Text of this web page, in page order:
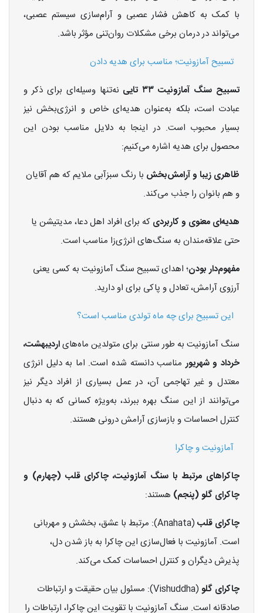
با کمک به کاهش فشار عصبی و آرام‌سازی سیستم عصبی،
می‌تواند در درمان برخی مشکلات روان‌تنی مؤثر باشد.
تسبیح آمازونیت؛ مناسب برای هدیه دادن
تسبیح سنگ آمازونیت ۳۳ تایی
نه‌تنها وسیله‌ای برای ذکر و
عبادت است، بلکه به‌عنوان هدیه‌ای خاص و انرژی‌بخش نیز
بسیار محبوب است. در اینجا به دلایل مناسب بودن این
محصول برای هدیه اشاره می‌کنیم:
ظاهری زیبا و آرامش‌بخش با رنگ سبزآبی ملایم که هم آقایان
و هم بانوان را جذب می‌کند.
هدیه‌ای معنوی و کاربردی که برای افراد اهل دعا، مدیتیشن یا
حتی علاقه‌مندان به سنگ‌های انرژی‌زا مناسب است.
مفهوم‌دار بودن؛ اهدای تسبیح سنگ آمازونیت به کسی یعنی
آرزوی آرامش، تعادل و پاکی برای او دارید.
این تسبیح برای چه ماه تولدی مناسب است؟
سنگ آمازونیت به طور سنتی برای متولدین ماه‌هایاردیبهشت،
خرداد و شهریورمناسب دانسته شده است. اما به دلیل انرژی
معتدل و غیر تهاجمی آن، در عمل بسیاری از افراد دیگر نیز
می‌توانند از این سنگ بهره ببرند، به‌ویژه کسانی که به دنبال
کنترل احساسات و بازسازی آرامش درونی هستند.
آمازونیت و چاکرا
چاکراهای مرتبط با سنگ آمازونیت، چاکرای قلب (چهارم) و
چاکرای گلو (پنجم) هستند:
چاکرای قلب
(Anahata): مرتبط با عشق، بخشش و مهربانی
است. آمازونیت با فعال‌سازی این چاکرا به باز شدن دل،
پذیرش دیگران و کنترل احساسات کمک می‌کند.
چاکرای گلو
(Vishuddha): مسئول بیان حقیقت و ارتباطات
صادقانه است. سنگ آمازونیت با تقویت این چاکرا، ارتباطات را